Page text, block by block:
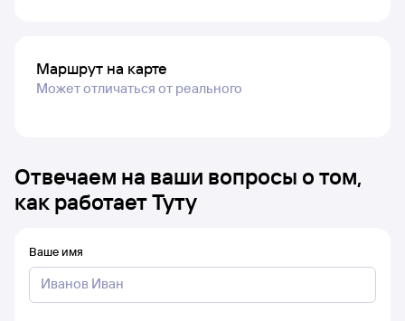
Маршрут на карте
Может отличаться от реального
Отвечаем на ваши вопросы о том,
как работает Туту
Ваше имя